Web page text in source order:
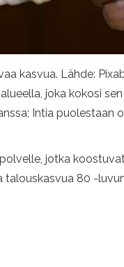
kasvua. Lähde:
joka kokosi
Intia
jotka
80 -